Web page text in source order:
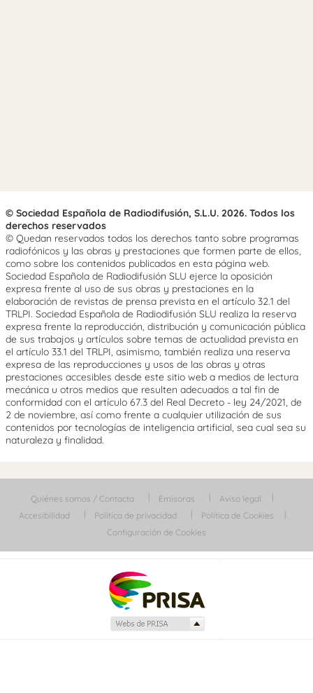
© Sociedad Española de Radiodifusión, S.L.U. 2026. Todos los
derechos reservados
© Quedan reservados todos los derechos tanto sobre programas
radiofónicos y las obras y prestaciones que formen parte de ellos,
como sobre los contenidos publicados en esta página web.
Sociedad Española de Radiodifusión SLU ejerce la oposición
expresa frente al uso de sus obras y prestaciones en la
elaboración de revistas de prensa prevista en el artículo 32.1 del
TRLPI. Sociedad Española de Radiodifusión SLU realiza la reserva
expresa frente la reproducción, distribución y comunicación pública
de sus trabajos y artículos sobre temas de actualidad prevista en
el artículo 33.1 del TRLPI, asimismo, también realiza una reserva
expresa de las reproducciones y usos de las obras y otras
prestaciones accesibles desde este sitio web a medios de lectura
mecánica u otros medios que resulten adecuados a tal fin de
conformidad con el artículo 67.3 del Real Decreto - ley 24/2021, de
2 de noviembre, así como frente a cualquier utilización de sus
contenidos por tecnologías de inteligencia artificial, sea cual sea su
naturaleza y finalidad.
Quiénes somos / Contacta Emisoras
Aviso legal
Accesibilidad
Política de privacidad
Política de Cookies
Configuración de Cookies